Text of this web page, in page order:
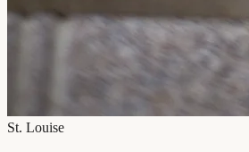
St. Louise